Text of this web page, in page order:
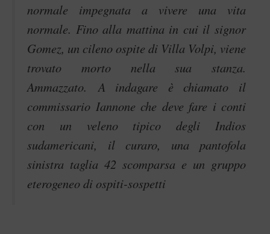
normale impegnata a vivere una vita
normale. Fino alla mattina in cui il signor
Gomez, un cileno ospite di Villa Volpi, viene
trovato morto nella sua stanza.
Ammazzato. A indagare è chiamato il
commissario Iannone che deve fare i conti
con un veleno tipico degli Indios
sudamericani, il curaro, una pantofola
sinistra taglia 42 scomparsa e un gruppo
eterogeneo di ospiti-sospetti